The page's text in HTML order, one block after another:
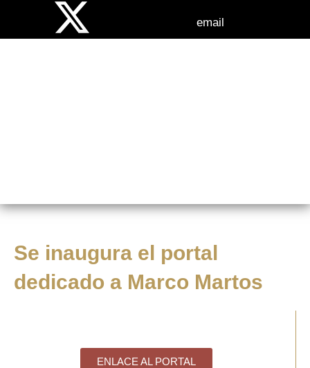
email
Se inaugura el portal
dedicado a Marco Martos
ENLACE AL PORTAL